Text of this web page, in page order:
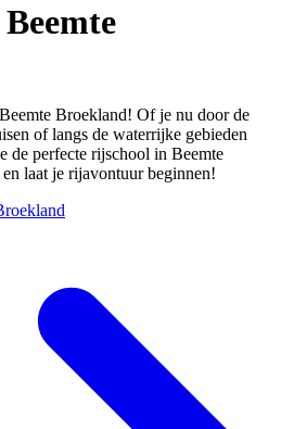
Broekland! Of je nu door de
of langs de waterrijke gebieden
perfecte rijschool in Beemte
laat je rijavontuur beginnen!